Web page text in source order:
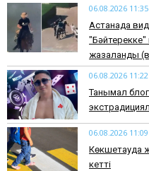
06.08.2026 11:35
Астанада
жазаланды
06.08.2026 11:22
Танымал
06.08.2026 11:09
Көкшетауда
кетті